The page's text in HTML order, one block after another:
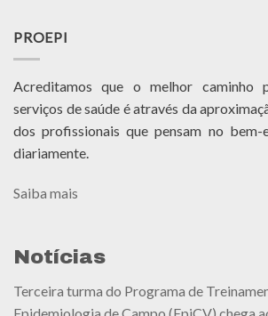
PROEPI
Acreditamos que o melhor caminho
serviços de saúde é através da
dos profissionais que pensam no bem-
diariamente.
Saiba mais
Notícias
Terceira turma do Programa de